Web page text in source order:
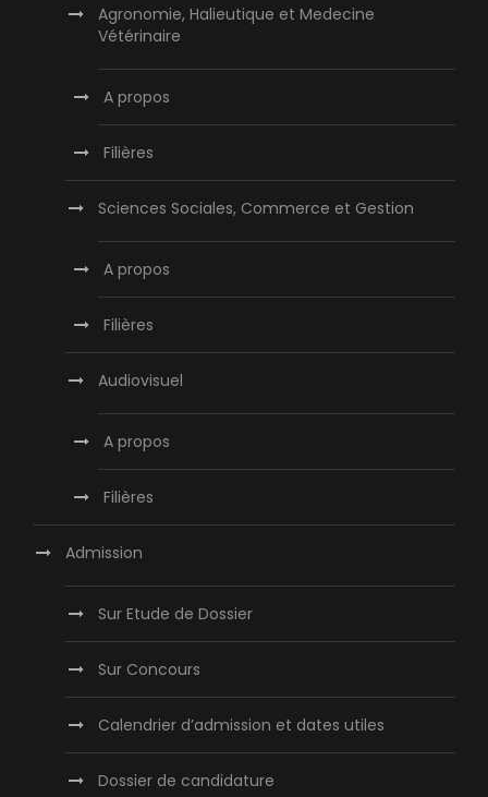
Agronomie, Halieutique et Medecine
Vétérinaire
A propos
Filières
Sciences Sociales, Commerce et Gestion
A propos
Filières
Audiovisuel
A propos
Filières
Admission
Sur Etude de Dossier
Sur Concours
Calendrier d’admission et dates utiles
Dossier de candidature